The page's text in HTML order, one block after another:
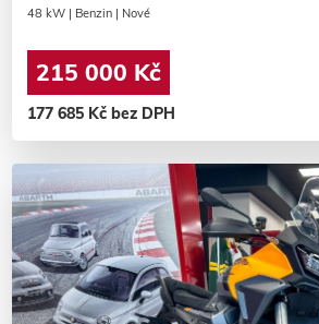
48 kW | Benzin | Nové
215 000 Kč
177 685 Kč bez DPH